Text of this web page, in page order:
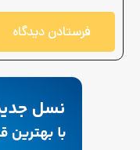
فرستادن دیدگاه